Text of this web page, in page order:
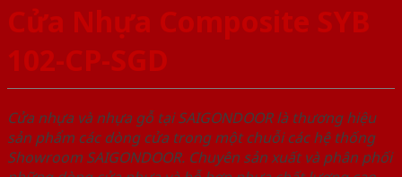
Cửa Nhựa Composite SYB
102-CP-SGD
Cửa nhựa và nhựa gỗ tại SAIGONDOOR là thương hiệu
sản phẩm các dòng cửa trong một chuỗi các hệ thống
Showroom SAIGONDOOR. Chuyên sản xuất và phân phối